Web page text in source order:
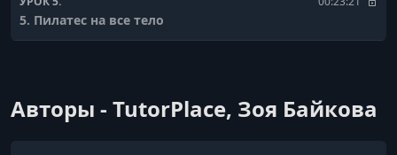
5. Пилатес на все тело
УРОК 7. 00:19:09
Авторы - TutorPlace, Зоя Байкова